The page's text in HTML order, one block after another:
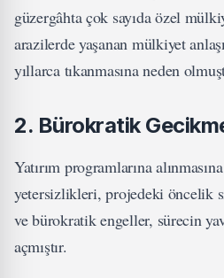
güzergâhta çok sayıda özel
arazilerde yaşanan mülkiyet
yıllarca tıkanmasına neden
2. Bürokratik
Yatırım programlarına
yetersizlikleri, projedeki öncelik
ve bürokratik engeller, sürecin
açmıştır.